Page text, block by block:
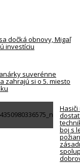
dočká obnovy, Migaľ
investíciu
suverénne
zahrajú si o 5. miesto
Hasiči
boj s